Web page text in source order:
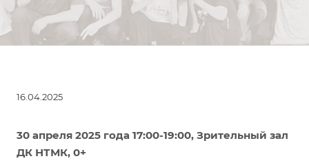
16.04.2025
30 апреля 2025 года 17:00-19:00, Зрительный зал
ДК НТМК, 0+